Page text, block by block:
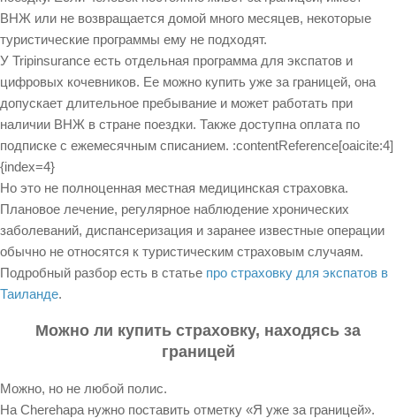
ВНЖ или не возвращается домой много месяцев, некоторые
туристические программы ему не подходят.
У Tripinsurance есть отдельная программа для экспатов и
цифровых кочевников. Ее можно купить уже за границей, она
допускает длительное пребывание и может работать при
наличии ВНЖ в стране поездки. Также доступна оплата по
подписке с ежемесячным списанием. :contentReference[oaicite:4]
{index=4}
Но это не полноценная местная медицинская страховка.
Плановое лечение, регулярное наблюдение хронических
заболеваний, диспансеризация и заранее известные операции
обычно не относятся к туристическим страховым случаям.
Подробный разбор есть в статье про страховку для экспатов в
Таиланде.
Можно ли купить страховку, находясь за
границей
Можно, но не любой полис.
На Cherehapa нужно поставить отметку «Я уже за границей».